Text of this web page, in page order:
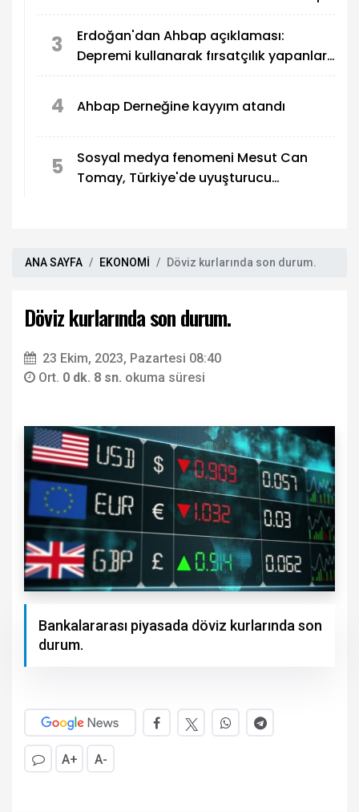
3
Erdoğan'dan Ahbap açıklaması:
Depremi kullanarak fırsatçılık yapanlar
4 Ahbap Derneğine kayyım atandı
5
Sosyal medya fenomeni Mesut Can
Tomay, Türkiye'de uyuşturucu
ANA SAYFA EKONOMİ Döviz kurlarında son durum.
Döviz kurlarında son durum.
23 Ekim, 2023, Pazartesi 08:40
Ort. 0 dk. 8 sn. okuma süresi
Bankalararası piyasada döviz kurlarında son
durum.
A+ A-